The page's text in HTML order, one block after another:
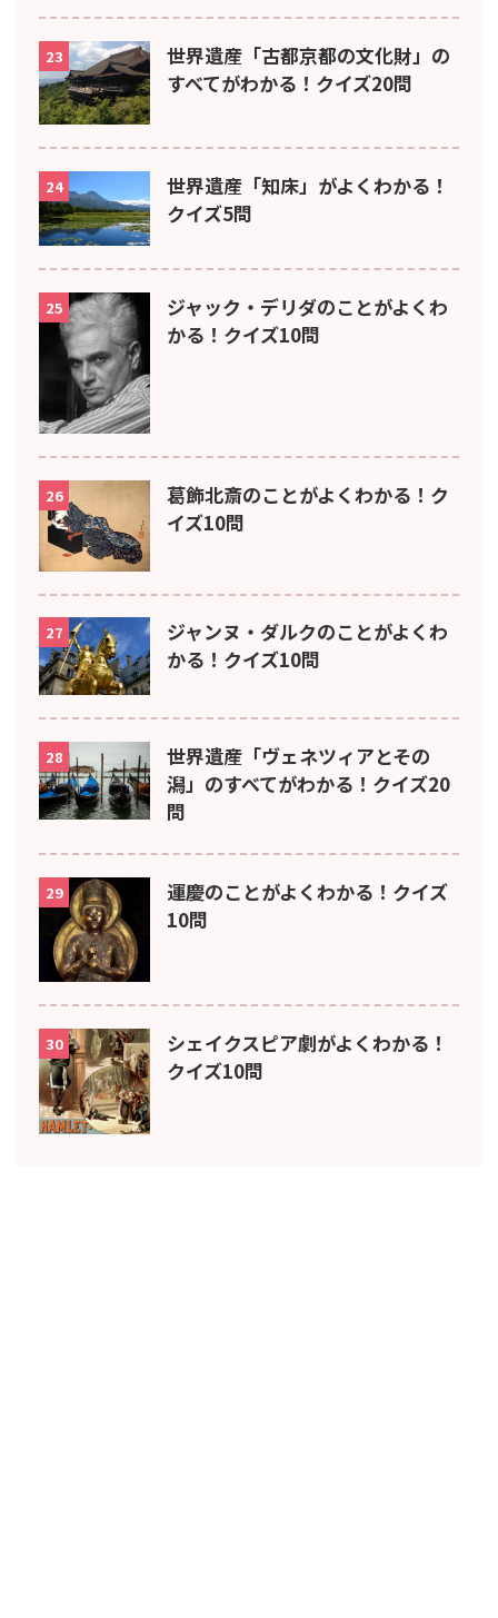
23
世界遺産「古都京都の文化財」の
すべてがわかる！クイズ20問
24
世界遺産「知床」がよくわかる！
クイズ5問
25
ジャック・デリダのことがよくわ
かる！クイズ10問
26
葛飾北斎のことがよくわかる！ク
イズ10問
27
ジャンヌ・ダルクのことがよくわ
かる！クイズ10問
28
世界遺産「ヴェネツィアとその
潟」のすべてがわかる！クイズ20
問
29
運慶のことがよくわかる！クイズ
10問
30
シェイクスピア劇がよくわかる！
クイズ10問